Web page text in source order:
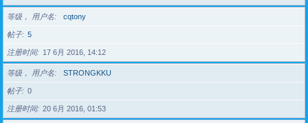
等级， 用户名 cqtony
帖子 5
注册时间 17 6月 2016, 14:12
等级， 用户名 STRONGKKU
帖子 0
注册时间 20 6月 2016, 01:53